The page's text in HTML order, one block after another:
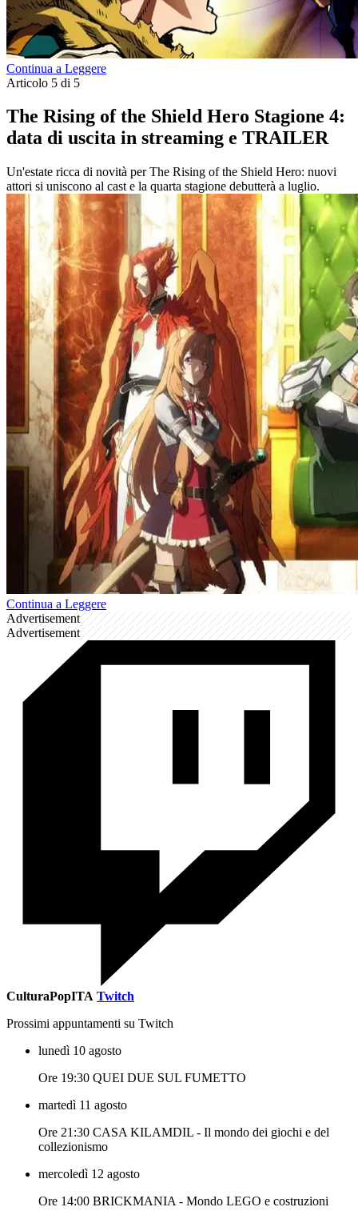
Continua a Leggere
Articolo 5 di 5
The Rising of the Shield Hero Stagione 4:
data di uscita in streaming e TRAILER
Un'estate ricca di novità per The Rising of the Shield Hero: nuovi
attori si uniscono al cast e la quarta stagione debutterà a luglio.
Continua a Leggere
Advertisement
Advertisement
CulturaPopITA Twitch
Prossimi appuntamenti su Twitch
lunedì 10 agosto
Ore 19:30 QUEI DUE SUL FUMETTO
martedì 11 agosto
Ore 21:30 CASA KILAMDIL - Il mondo dei giochi e del
collezionismo
mercoledì 12 agosto
Ore 14:00 BRICKMANIA - Mondo LEGO e costruzioni